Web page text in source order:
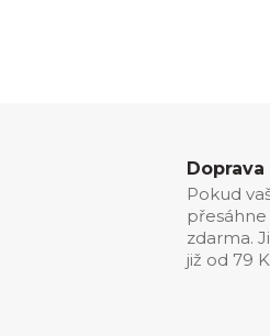
Doprava
Pokud
přesáhne
zdarma.
již od 79